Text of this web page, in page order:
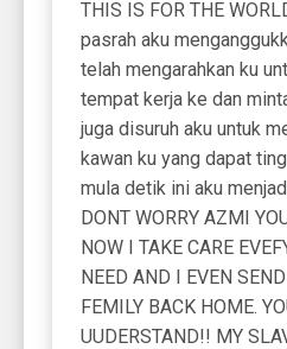
THIS IS FOR THE
pasrah aku
telah mengarahkan ku
tempat kerja ke dan
juga disuruh aku untuk
kawan ku yang dapat
mula detik ini aku
DONT WORRY AZMI
NOW I TAKE CARE
NEED AND I EVEN
FEMILY BACK HOME.
UUDERSTAND!! MY